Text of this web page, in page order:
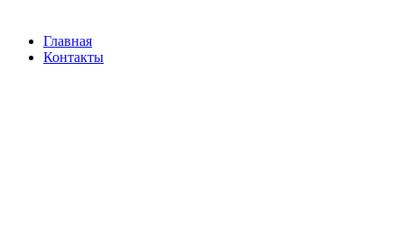
Главная
Контакты